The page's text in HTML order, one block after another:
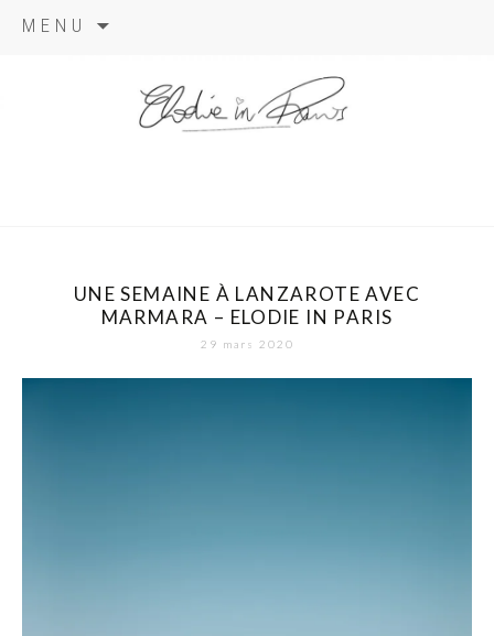
MENU
UNE SEMAINE À LANZAROTE AVEC
MARMARA – ELODIE IN PARIS
29 mars 2020